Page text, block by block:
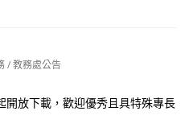
/教務處公告
開放下載，歡迎優秀且具特殊專長